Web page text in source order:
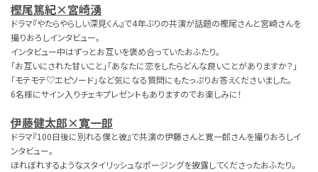
樫尾篤紀×宮崎湧
ドラマ『やたらやらしい深見くん』で4年ぶりの共演が話題の樫尾さんと宮崎さんを
撮りおろしインタビュー。
インタビュー中はずっとお互いを褒め合っていたおふたり。
「お互いにされた甘いこと」「あなたに恋をしたらどんな良いことがありますか？」
「モテモテ♡エピソード」など気になる質問にもたっぷりお答えくださいました。
6名様にサイン入りチェキプレゼントもありますのでお楽しみに！
伊藤健太郎×寛一郎
ドラマ『100日後に別れる僕と彼』で共演の伊藤さんと寛一郎さんを撮りおろしイ
ンタビュー。
ほれぼれするようなスタイリッシュなポージングを披露してくださったおふたり。